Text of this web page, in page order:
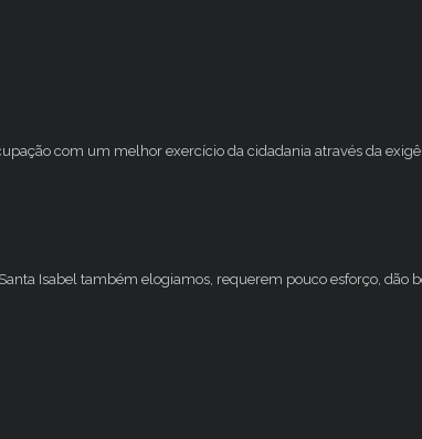
com um melhor exercício da cidadania através da
Isabel também elogiamos, requerem pouco esforço,